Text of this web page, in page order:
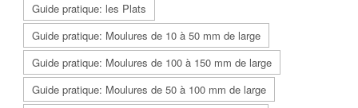
Guide pratique: les Plats
Guide pratique: Moulures de 10 à 50 mm de large
Guide pratique: Moulures de 100 à 150 mm de large
Guide pratique: Moulures de 50 à 100 mm de large